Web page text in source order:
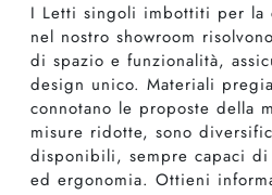
I Letti singoli imbottiti per la
nel nostro showroom
di spazio e funzionalità,
design unico. Materiali
connotano le proposte della
misure ridotte, sono
disponibili, sempre capaci
ed ergonomia. Ottieni